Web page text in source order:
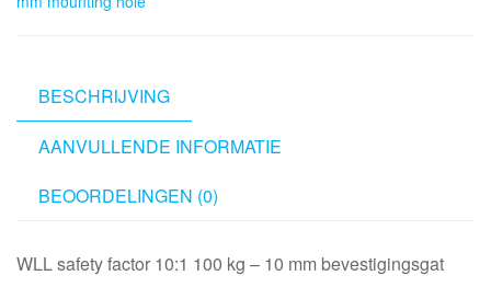
10:1
10
mm
hole
BESCHRIJVING
AANVULLENDE INFORMATIE
BEOORDELINGEN (0)
WLL safety factor 10:1 100 kg – 10 mm bevestigingsgat